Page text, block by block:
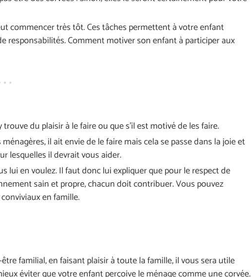
commencer très tôt. Ces tâches permettent à votre enfant
responsabilités. Comment motiver son enfant à participer aux
du plaisir à le faire ou que s’il est motivé de les faire.
il ait envie de le faire mais cela se passe dans la joie et
lesquelles il devrait vous aider.
lui en voulez. Il faut donc lui expliquer que pour le respect de
sain et propre, chacun doit contribuer. Vous pouvez
en famille.
familial, en faisant plaisir à toute la famille, il vous sera utile